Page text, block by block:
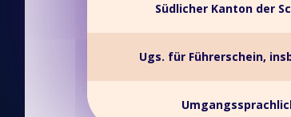
Südlicher Kanton der
Ugs. für Führerschein,